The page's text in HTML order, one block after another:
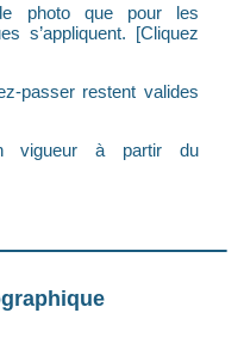
photo que pour les
s’appliquent. [Cliquez
passer restent valides
vigueur à partir du